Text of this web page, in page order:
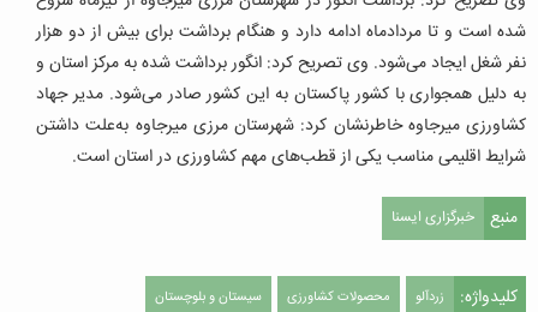
شده است و تا مردادماه ادامه دارد و هنگام برداشت برای بیش از دو هزار
نفر شغل ایجاد می‌شود. وی تصریح کرد: انگور برداشت شده به مرکز استان و
به دلیل همجواری با کشور پاکستان به این کشور صادر می‌شود.مدیر جهاد
کشاورزی میرجاوه خاطرنشان کرد: شهرستان مرزی میرجاوه به‌علت داشتن
شرایط اقلیمی مناسب یکی از قطب‌های مهم کشاورزی در استان است.
منبع خبرگزاری ایسنا
کلیدواژه: زردآلو محصولات کشاورزی سیستان و بلوچستان